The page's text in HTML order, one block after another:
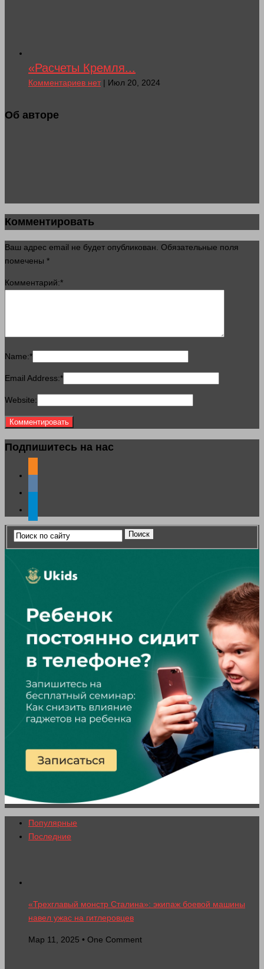
«Расчеты Кремля...
Комментариев нет| Июл 20, 2024
Об авторе
Комментировать
Ваш адрес email не будет опубликован. Обязательные поля
помечены *
Комментарий:*
Name:*
Email Address:*
Website:
Подпишитесь на нас
Популярные
Последние
«Трехглавый монстр Сталина»: экипаж боевой машины
навел ужас на гитлеровцев
Мар 11, 2025 • One Comment